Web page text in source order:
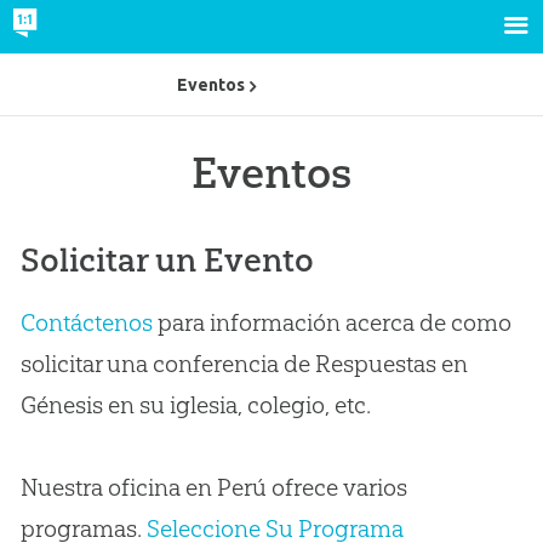
Eventos
Solicitar un Evento
Contáctenospara información acerca de como
solicitar una conferencia de Respuestas en
Génesis en su iglesia, colegio, etc.
Nuestra oficina en Perú ofrece varios
programas. Seleccione Su Programa
Eventos